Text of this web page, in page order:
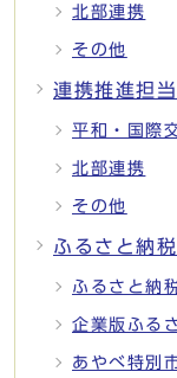
北部連携
その他
連携推進担当
平和・国際
北部連携
その他
ふるさと納
ふるさと納
企業版ふる
あやべ特別